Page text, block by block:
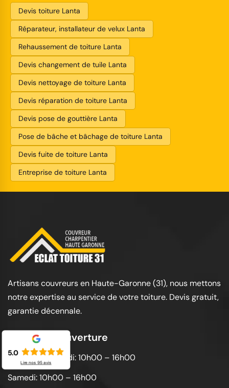
Devis toiture Lanta
Réparateur, installateur de velux Lanta
Rehaussement de toiture Lanta
Devis changement de tuile Lanta
Devis nettoyage de toiture Lanta
Devis réparation de toiture Lanta
Devis pose de gouttière Lanta
Pose de bâche et bâchage de toiture Lanta
Devis fuite de toiture Lanta
Entreprise de toiture Lanta
Artisans couvreurs en Haute-Garonne (31), nous mettons
notre expertise au service de votre toiture. Devis gratuit,
garantie décennale.
Horaires d'ouverture
Lundi au vendredi: 10h00 – 16h00
Samedi: 10h00 – 16h00
5.0
Lire nos 95avis